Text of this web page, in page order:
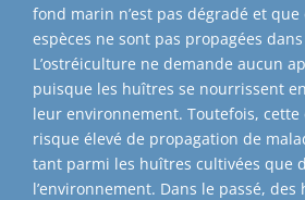
fond marin n’est pas dégradé et que
espèces ne sont pas propagées
L’ostréiculture ne demande aucun
puisque les huîtres se nourrissent
leur environnement. Toutefois,
risque élevé de propagation de
tant parmi les huîtres cultivées que
l’environnement. Dans le passé,